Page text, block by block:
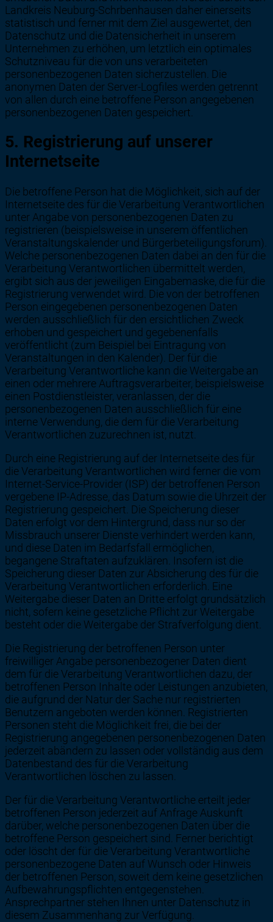
Landkreis Neuburg-Schrbenhausen daher einerseits
statistisch und ferner mit dem Ziel ausgewertet, den
Datenschutz und die Datensicherheit in unserem
Unternehmen zu erhöhen, um letztlich ein optimales
Schutzniveau für die von uns verarbeiteten
personenbezogenen Daten sicherzustellen. Die
anonymen Daten der Server-Logfiles werden getrennt
von allen durch eine betroffene Person angegebenen
personenbezogenen Daten gespeichert.
5. Registrierung auf unserer
Internetseite
Die betroffene Person hat die Möglichkeit, sich auf der
Internetseite des für die Verarbeitung Verantwortlichen
unter Angabe von personenbezogenen Daten zu
registrieren (beispielsweise in unserem öffentlichen
Veranstaltungskalender und Bürgerbeteiligungsforum).
Welche personenbezogenen Daten dabei an den für die
Verarbeitung Verantwortlichen übermittelt werden,
ergibt sich aus der jeweiligen Eingabemaske, die für die
Registrierung verwendet wird. Die von der betroffenen
Person eingegebenen personenbezogenen Daten
werden ausschließlich für den ersichtlichen Zweck
erhoben und gespeichert und gegebenenfalls
veröffentlicht (zum Beispiel bei Eintragung von
Veranstaltungen in den Kalender). Der für die
Verarbeitung Verantwortliche kann die Weitergabe an
einen oder mehrere Auftragsverarbeiter, beispielsweise
einen Postdienstleister, veranlassen, der die
personenbezogenen Daten ausschließlich für eine
interne Verwendung, die dem für die Verarbeitung
Verantwortlichen zuzurechnen ist, nutzt.
Durch eine Registrierung auf der Internetseite des für
die Verarbeitung Verantwortlichen wird ferner die vom
Internet-Service-Provider (ISP) der betroffenen Person
vergebene IP-Adresse, das Datum sowie die Uhrzeit der
Registrierung gespeichert. Die Speicherung dieser
Daten erfolgt vor dem Hintergrund, dass nur so der
Missbrauch unserer Dienste verhindert werden kann,
und diese Daten im Bedarfsfall ermöglichen,
begangene Straftaten aufzuklären. Insofern ist die
Speicherung dieser Daten zur Absicherung des für die
Verarbeitung Verantwortlichen erforderlich. Eine
Weitergabe dieser Daten an Dritte erfolgt grundsätzlich
nicht, sofern keine gesetzliche Pflicht zur Weitergabe
besteht oder die Weitergabe der Strafverfolgung dient.
Die Registrierung der betroffenen Person unter
freiwilliger Angabe personenbezogener Daten dient
dem für die Verarbeitung Verantwortlichen dazu, der
betroffenen Person Inhalte oder Leistungen anzubieten,
die aufgrund der Natur der Sache nur registrierten
Benutzern angeboten werden können. Registrierten
Personen steht die Möglichkeit frei, die bei der
Registrierung angegebenen personenbezogenen Daten
jederzeit abändern zu lassen oder vollständig aus dem
Datenbestand des für die Verarbeitung
Verantwortlichen löschen zu lassen.
Der für die Verarbeitung Verantwortliche erteilt jeder
betroffenen Person jederzeit auf Anfrage Auskunft
darüber, welche personenbezogenen Daten über die
betroffene Person gespeichert sind. Ferner berichtigt
oder löscht der für die Verarbeitung Verantwortliche
personenbezogene Daten auf Wunsch oder Hinweis
der betroffenen Person, soweit dem keine gesetzlichen
Aufbewahrungspflichten entgegenstehen.
Ansprechpartner stehen Ihnen unter Datenschutz in
diesem Zusammenhang zur Verfügung.